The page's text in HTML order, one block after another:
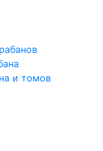
и томов